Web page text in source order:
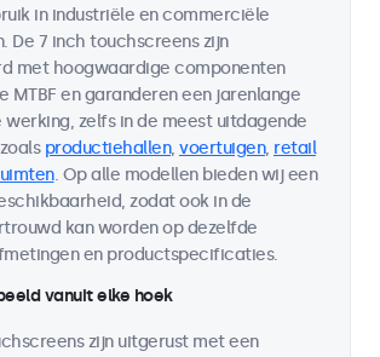
in industriële en commerciële
De 7 inch touchscreens zijn
met hoogwaardige componenten
MTBF en garanderen een jarenlange
zelfs in de meest uitdagende
productiehallen, voertuigen, retail
. Op alle modellen bieden wij een
zodat ook in de
kan worden op dezelfde
en productspecificaties.
vanuit elke hoek
zijn uitgerust met een